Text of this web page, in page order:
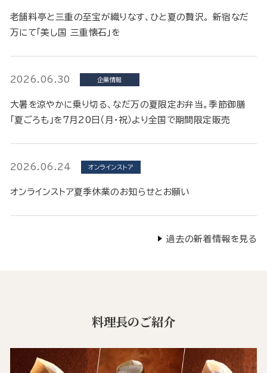
老舗料亭と三重の至宝が織りなす、ひと夏の贅沢。 新宿なだ
万にて「美し国 三重懐石」を
2026.06.30 企業情報
大暑を涼やかに乗り切る、なだ万の夏限定お弁当。季節御膳
「夏ごろも」を7月20日（月・祝）より全国で期間限定販売
2026.06.24 オンラインストア
オンラインストア夏季休業のお知らせとお願い
過去の新着情報を見る
料理長のご紹介